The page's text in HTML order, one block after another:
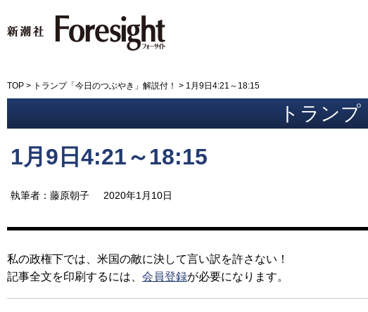
TOP > トランプ「今日のつぶやき」解説付！ > 1月9日4:21～18:15
トラン
1月9日4:21～18:15
執筆者：藤原朝子 2020年1月10日
私の政権下では、米国の敵に決して言い訳を許さない！
記事全文を印刷するには、 会員登録が必要になります。